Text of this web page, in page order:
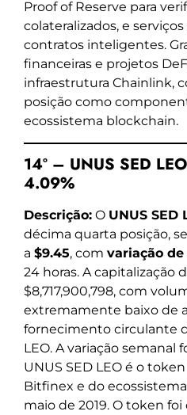
Proof of Reserve para
colateralizados, e
contratos inteligentes.
financeiras e projetos
infraestrutura Chainlink,
posição como
ecossistema blockchain.
14º – UNUS SED
4.09%
Descrição: O UNUS SED
décima quarta posição,
a $9.45, com variação de
24 horas. A capitalização
$8,717,900,798, com
extremamente baixo de
fornecimento circulante
LEO. A variação semanal
UNUS SED LEO é o
Bitfinex e do
maio de 2019. O token